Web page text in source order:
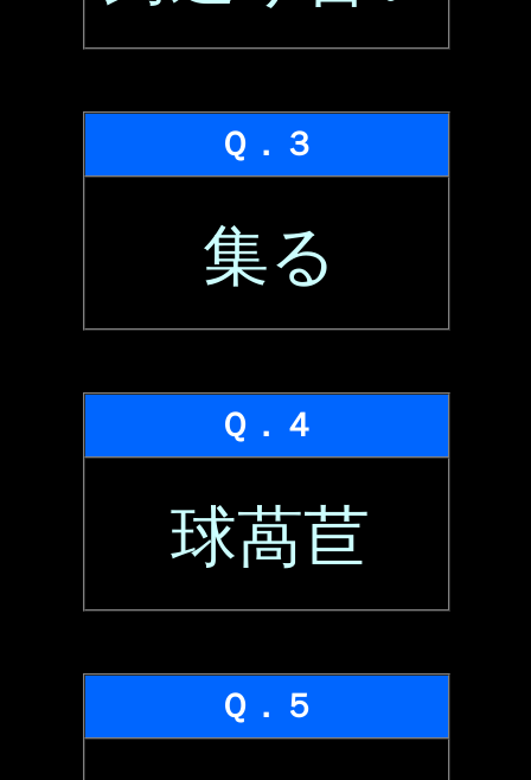
Ｑ．３
集る
Ｑ．４
球萵苣
Ｑ．５